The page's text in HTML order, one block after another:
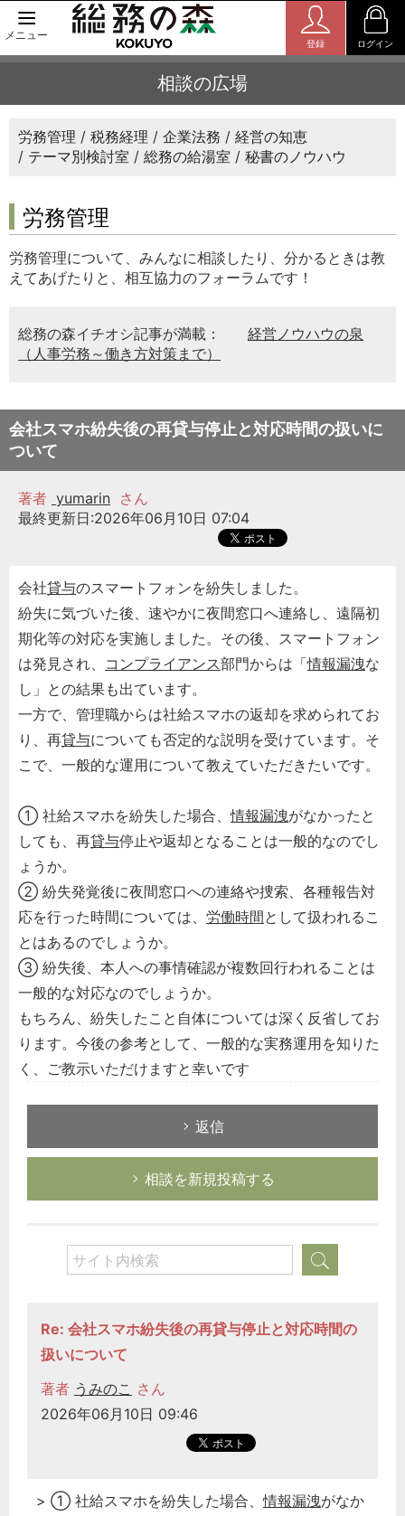
メニュー
登録 ログイン
相談の広場
労務管理 税務経理 企業法務
経営の知恵
テーマ別検討室
総務の給湯室 秘書のノウハウ
労務管理
労務管理について、みんなに相談したり、分かるときは教
えてあげたりと、相互協力のフォーラムです！
総務の森イチオシ記事が満載：
経営ノウハウの泉
（人事労務～働き方対策まで）
会社スマホ紛失後の再貸与停止と対応時間の扱いに
ついて
著者 yumarin
さん
最終更新日:2026年06月10日 07:04
会社貸与のスマートフォンを紛失しました。
紛失に気づいた後、速やかに夜間窓口へ連絡し、遠隔初
期化等の対応を実施しました。その後、スマートフォン
は発見され、 コンプライアンス部門からは「情報漏洩な
し」との結果も出ています。
一方で、管理職からは社給スマホの返却を求められてお
り、再貸与についても否定的な説明を受けています。そ
こで、一般的な運用について教えていただきたいです。
① 社給スマホを紛失した場合、情報漏洩がなかったと
しても、再貸与停止や返却となることは一般的なのでし
ょうか。
② 紛失発覚後に夜間窓口への連絡や捜索、各種報告対
応を行った時間については、 労働時間として扱われるこ
とはあるのでしょうか。
③ 紛失後、本人への事情確認が複数回行われることは
一般的な対応なのでしょうか。
もちろん、紛失したこと自体については深く反省してお
ります。今後の参考として、一般的な実務運用を知りた
く、ご教示いただけますと幸いです
返信
相談を新規投稿する
Re: 会社スマホ紛失後の再貸与停止と対応時間の
扱いについて
著者 うみのこ さん
2026年06月10日 09:46
> ① 社給スマホを紛失した場合、情報漏洩がなか